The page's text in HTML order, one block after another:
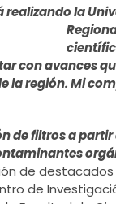
la
con avances
la región. Mi
de filtros a
de destacados
de